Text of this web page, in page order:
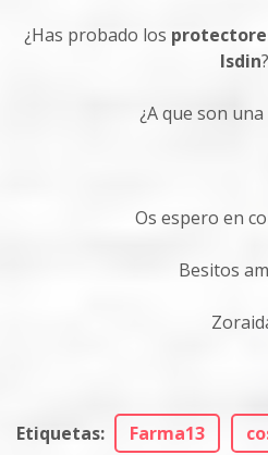
¿Has probado los
Isdin?
¿A que son
Os espero en
Besitos
Etiquetas: Farma13